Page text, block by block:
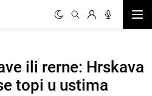
ili rerne: Hrskava
topi u ustima